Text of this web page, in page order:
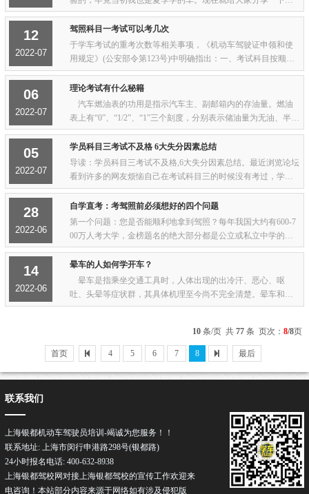
季学车的注意事项。1、练车过程中如果感觉身体不舒服，千万
不要硬撑，应马上告诉教练，及时到阴凉处...
12
2022-07
驾照科目一考试可以考几次
于学车考试的重考次数等相关事项，《机动车驾驶证申领和使
用规定》(公安部令第123号)中明确指出：一、考试科目按顺
序，考试之前要预约三个科目按顺序分别预约考试，每个科目
预约后可以考试一次、补考一次。不参加补考...
06
2022-07
理论考试有什么秘籍
汽车燃油表的功用是指示汽车主、副邮箱内的存油量。燃油
表上有“0”、“1/2”、“1”三个刻度，分别表示储油量为无油、半箱
油和满箱油。 燃油表是在点火开关接通后才开始工作。有
主、副油箱时，燃油表只能显示一...
05
2022-07
学员科目三考试不及格 6大失分因素总结
导读：学员科目三考试不及格,6大失分因素总结。最近浏览论坛
看到许多的网友烦恼自己在考试科目三的时候没有考过，学员
科目三考试不及格原因有哪些方面呢。今天小编给大家整理了
一下学员科目三考试不及格的失败因素，...
28
2022-06
自学直考：考驾照前必须想好的四个问题
第一个问题：您是否能顺利地拿到驾照？每年我国大约有600-7
00万人考大学，金榜题名的绝大部分都是公立或私立中学的学
生，自学直考上大学的不仅是凤毛麟角，而且他们付出了几倍
于在校生的心血，这告诉了我们一个道理：...
14
2022-06
晕车的人如何学开车？
晕车是指乘坐交通工具时，人体出现的出冷汗、恶心、呕
吐、头晕等症状群，其具体机理至今尚不完全清楚。晕车和人
的体质有关，当前并没有可以长期治疗晕车的手段，但是，短
10 条/页 共77 条 页次：8/8页
首页 4 5 6 7 8 最后
联系我们
上海银都机动车驾驶员培训-竭诚为您服务！！
联系地址: 上海市闵行申港路298号(银都路)
24小时报名电话: 400-632-8938
上海银都驾校网对接上海银都驾校的宣传工作欢迎来
电咨询！本站部分内容来源于网络如有涉及侵犯版